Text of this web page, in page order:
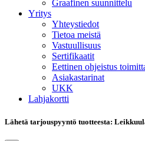
Graafinen suunnittelu
Yritys
Yhteystiedot
Tietoa meistä
Vastuullisuus
Sertifikaatit
Eettinen ohjeistus
Asiakastarinat
UKK
Lahjakortti
Lähetä tarjouspyyntö tuotteesta: